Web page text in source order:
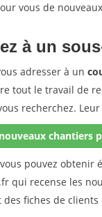
vous de
à un
adresser à un
tout le travail de
recherchez. Leur
chantiers
pouvez obtenir
qui recense les
fiches de